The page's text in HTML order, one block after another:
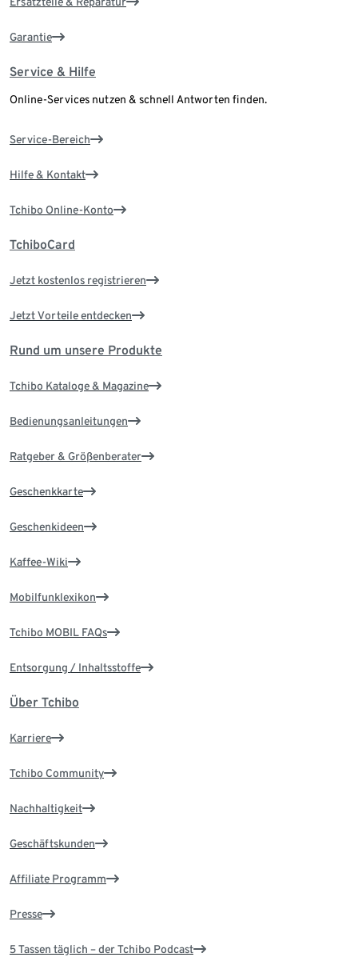
Garantie
Service & Hilfe
Online-Services nutzen & schnell Antworten finden.
Service-Bereich
Hilfe & Kontakt
Tchibo Online-Konto
TchiboCard
Jetzt kostenlos registrieren
Jetzt Vorteile entdecken
Rund um unsere Produkte
Tchibo Kataloge & Magazine
Bedienungsanleitungen
Ratgeber & Größenberater
Geschenkkarte
Geschenkideen
Kaffee-Wiki
Mobilfunklexikon
Tchibo MOBIL FAQs
Entsorgung / Inhaltsstoffe
Über Tchibo
Karriere
Tchibo Community
Nachhaltigkeit
Geschäftskunden
Affiliate Programm
Presse
5 Tassen täglich – der Tchibo Podcast